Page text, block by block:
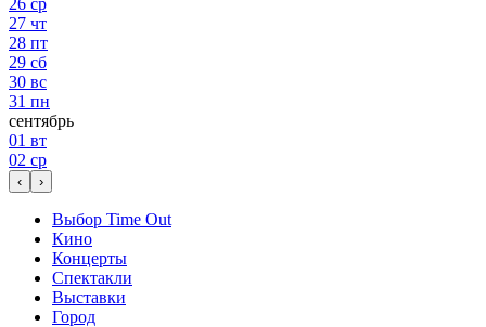
26 ср
27 чт
28 пт
29 сб
30 вс
31 пн
сентябрь
01 вт
02 ср
‹ ›
Выбор Time Out
Кино
Концерты
Спектакли
Выставки
Город